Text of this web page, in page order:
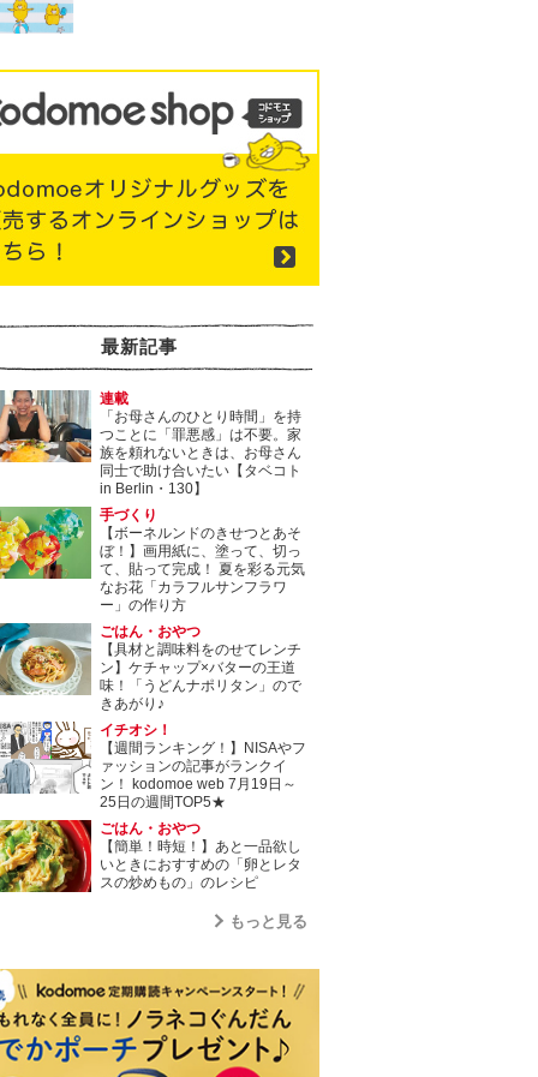
最新記事
連載
「お母さんのひとり時間」を持
つことに「罪悪感」は不要。家
族を頼れないときは、お母さん
同士で助け合いたい【タベコト
in Berlin・130】
手づくり
【ボーネルンドのきせつとあそ
ぼ！】画用紙に、塗って、切っ
て、貼って完成！ 夏を彩る元気
なお花「カラフルサンフラワ
ー」の作り方
ごはん・おやつ
【具材と調味料をのせてレンチ
ン】ケチャップ×バターの王道
味！「うどんナポリタン」ので
きあがり♪
イチオシ！
【週間ランキング！】NISAやフ
ァッションの記事がランクイ
ン！ kodomoe web 7月19日～
25日の週間TOP5★
ごはん・おやつ
【簡単！時短！】あと一品欲し
いときにおすすめの「卵とレタ
スの炒めもの」のレシピ
もっと見る